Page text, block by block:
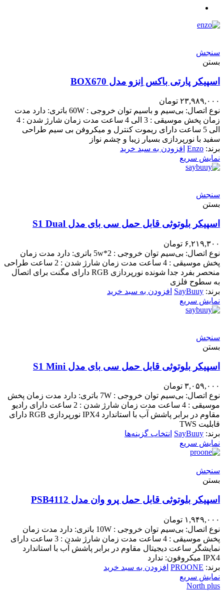
سنجش
بستن
اسپیکر پارتی باکس اِنزو مدل BOX670
۲۳,۹۸۹,۰۰۰ تومان
نوع اتصال: بی‌سیم و باسیم توان خروجی : 60W باتری: دارد مدت
زمان پخش موسیقی : 3 الی 4 ساعت مدت زمان شارژ شدن : 4
الی 5 ساعت دارای ریموت کنترل و میکروفن بی سیم طراحی
سفید با نورپردازی بسیار زیبا و چشم نواز
برند: Enzo افزودن به سبد خرید
نمایش سریع
سنجش
بستن
اسپیکر بلوتوثی قابل حمل سی بای مدل S1 Dual
۶,۲۱۹,۳۰۰ تومان
نوع اتصال: بی‌سیم توان خروجی : 2*5w باتری: دارد مدت زمان
پخش موسیقی : 4 ساعت مدت زمان شارژ شدن : 2 ساعت طراحی
منحصر بفرد جدا شونده نورپردازی RGB دارای مگنت برای اتصال
به سطوح فلزی
برند: SayBuuy افزودن به سبد خرید
نمایش سریع
سنجش
بستن
اسپیکر بلوتوثی قابل حمل سی بای مدل S1 Mini
۳,۰۵۹,۰۰۰ تومان
نوع اتصال: بی‌سیم توان خروجی : 7W باتری: دارد مدت زمان پخش
موسیقی : 4 ساعت مدت زمان شارژ شدن : 2 ساعت دارای رادیو
مقاوم در برابر پاشش آب با استاندارد IPX4 نورپردازی RGB دارای
قابلیت TWS
برند: SayBuuy انتخاب گزینه‌ها
نمایش سریع
سنجش
بستن
اسپیکر بلوتوثی قابل حمل پرو وان مدل PSB4112
۱,۹۴۹,۰۰۰ تومان
نوع اتصال: بی‌سیم توان خروجی : 10W باتری: دارد مدت زمان
پخش موسیقی : 4 ساعت مدت زمان شارژ شدن : 3 ساعت دارای
نمایشگر ساعت دیجیتال مقاوم در برابر پاشش آب با استاندارد
IPX4 میکروفون: ندارد
برند: PROONE افزودن به سبد خرید
نمایش سریع
North plus